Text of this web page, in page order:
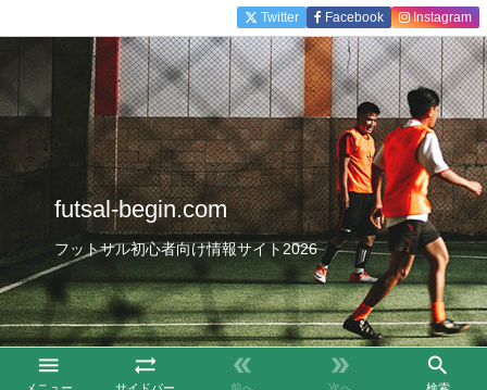
futsal-begin.com
フットサル初心者向け情報サイト2026
    
Twitter Facebook Instagram